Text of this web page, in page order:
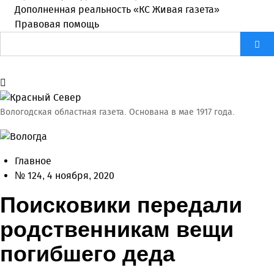
Дополненная реальность «КС Живая газета»
Правовая помощь
Вологодская областная газета. Основана в мае 1917 года.
Главное
№ 124, 4 ноября, 2020
Поисковики передали
родственникам вещи
погибшего деда